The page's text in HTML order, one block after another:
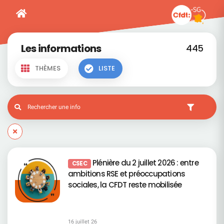
Les informations 445
THÈMES LISTE
CSEC Plénière du 2 juillet 2026 : entre
ambitions RSE et préoccupations
sociales, la CFDT reste mobilisée
16 juillet 26